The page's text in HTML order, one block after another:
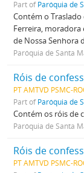
Part ofParóquia de
Contém o
Ferreira, moradora
de Nossa Senhora
Paróquia de Santa
Róis de
PT AMTVD PSMC-
Part ofParóquia de
Contém os róis de
Paróquia de Santa
Róis de
PT AMTVD PSMC-